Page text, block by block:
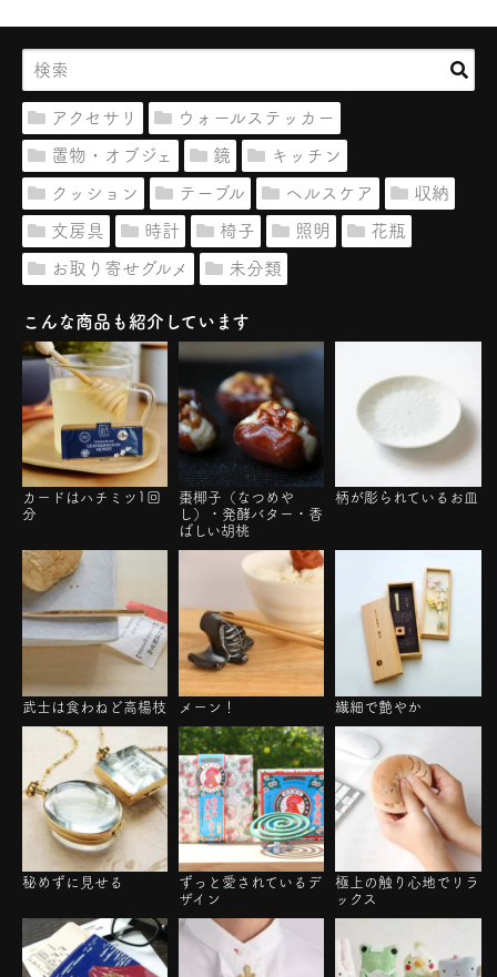
アクセサリ ウォールステッカー
置物・オブジェ 鏡 キッチン
クッション テーブル ヘルスケア 収納
文房具 時計 椅子 照明 花瓶
お取り寄せグルメ 未分類
こんな商品も紹介しています
カードはハチミツ1回
分
棗椰子（なつめや
し）・発酵バター・香
ばしい胡桃
柄が彫られているお皿
武士は食わねど高楊枝 メーン！ 繊細で艶やか
秘めずに見せる
ずっと愛されているデ
ザイン
極上の触り心地でリラ
ックス